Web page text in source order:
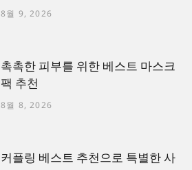
8월 9, 2026
촉촉한 피부를 위한 베스트 마스크
팩 추천
8월 8, 2026
커플링 베스트 추천으로 특별한 사